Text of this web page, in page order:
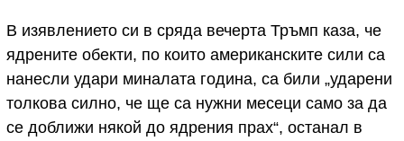
В изявлението си в сряда вечерта Тръмп каза, че
ядрените обекти, по които американските сили са
нанесли удари миналата година, са били „ударени
толкова силно, че ще са нужни месеци само за да
се доближи някой до ядрения прах“, останал в